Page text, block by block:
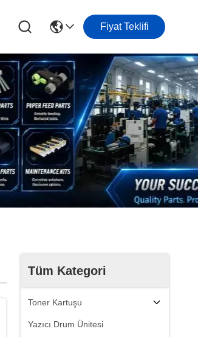
Fiyat Teklifi
Tüm Kategori
Toner Kartuşu
Yazıcı Drum Ünitesi